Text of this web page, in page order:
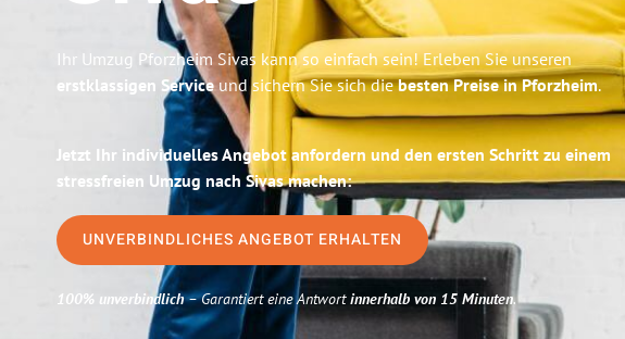
Ihr Umzug Pforzheim Sivas kann so einfach sein! Erleben Sie unseren
erstklassigen Serviceund sichern Sie sich diebesten Preise in Pforzheim.
Jetzt Ihr individuelles Angebot anfordern und den ersten Schritt zu einem
stressfreien Umzug nach Sivas machen:
UNVERBINDLICHES ANGEBOT ERHALTEN
100% unverbindlich– Garantiert eine Antwortinnerhalb von 15 Minuten.